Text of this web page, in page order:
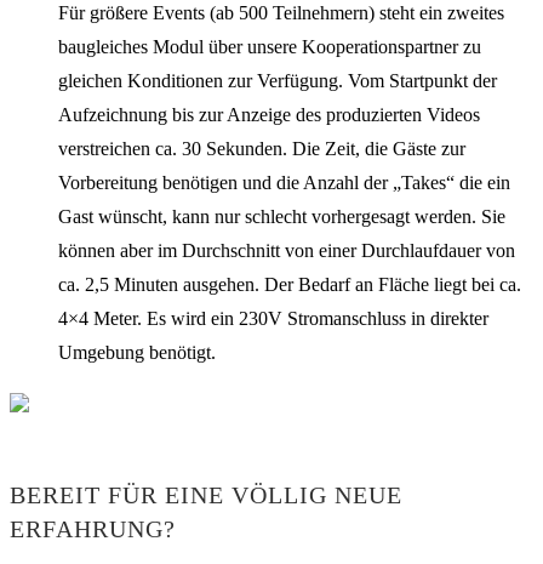
Für größere Events (ab 500 Teilnehmern) steht ein zweites
baugleiches Modul über unsere Kooperationspartner zu
gleichen Konditionen zur Verfügung. Vom Startpunkt der
Aufzeichnung bis zur Anzeige des produzierten Videos
verstreichen ca. 30 Sekunden. Die Zeit, die Gäste zur
Vorbereitung benötigen und die Anzahl der „Takes“ die ein
Gast wünscht, kann nur schlecht vorhergesagt werden. Sie
können aber im Durchschnitt von einer Durchlaufdauer von
ca. 2,5 Minuten ausgehen. Der Bedarf an Fläche liegt bei ca.
4×4 Meter. Es wird ein 230V Stromanschluss in direkter
Umgebung benötigt.
BEREIT FÜR EINE VÖLLIG NEUE
ERFAHRUNG?